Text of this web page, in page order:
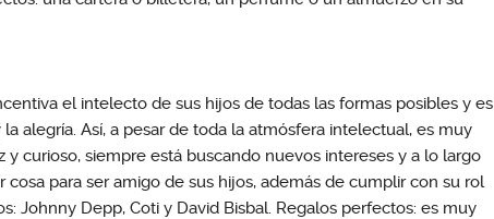
el intelecto de sus hijos de todas las formas posibles y es
alegría. Así, a pesar de toda la atmósfera intelectual, es muy
y curioso, siempre está buscando nuevos intereses y a lo largo
cosa para ser amigo de sus hijos, además de cumplir con su rol
Johnny Depp, Coti y David Bisbal. Regalos perfectos: es muy